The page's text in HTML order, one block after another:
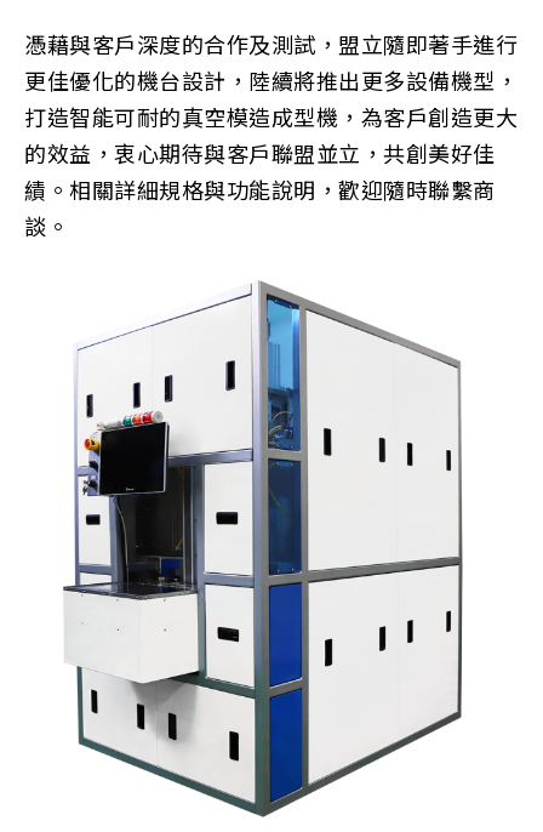
憑藉與客戶深度的合作及測試，盟立隨即著手進行
更佳優化的機台設計，陸續將推出更多設備機型，
打造智能可耐的真空模造成型機，為客戶創造更大
的效益，衷心期待與客戶聯盟並立，共創美好佳
績。相關詳細規格與功能說明，歡迎隨時聯繫商
談。